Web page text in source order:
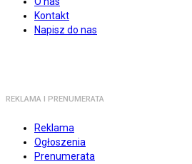
Kontakt
Napisz do nas
REKLAMA I PRENUMERATA
Reklama
Ogłoszenia
Prenumerata